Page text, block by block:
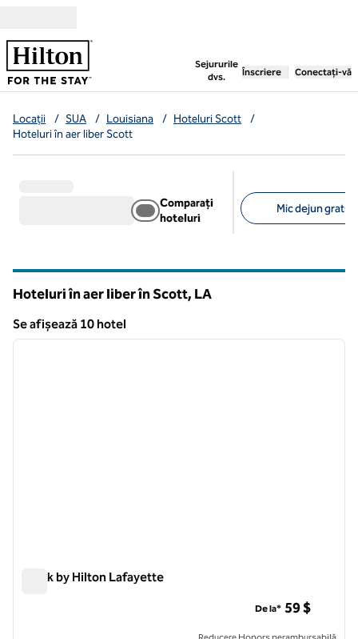
Sejururile
dvs.
, deschide o filă nouă
Înscriere Conectați-vă
Locații / SUA / Louisiana / Hoteluri Scott
/
Hoteluri în aer liber Scott
Comparați
hoteluri
Mic dejun gratuit
Hoteluri în aer liber în Scott, LA
Se afișează 10 hotel
Se afișează 10 hotel
1 din 5
Spark by Hilton Lafayette
De la* 59 $